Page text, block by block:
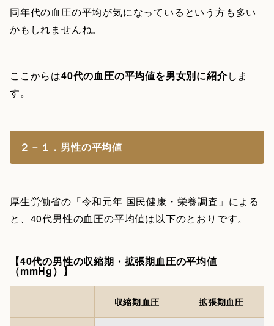
同年代の血圧の平均が気になっているという方も多い
かもしれませんね。
ここからは40代の血圧の平均値を男女別に紹介しま
す。
２－１．男性の平均値
厚生労働省の「令和元年 国民健康・栄養調査」による
と、40代男性の血圧の平均値は以下のとおりです。
【40代の男性の収縮期・拡張期血圧の平均値
（mmHg）】
収縮期血圧 拡張期血圧